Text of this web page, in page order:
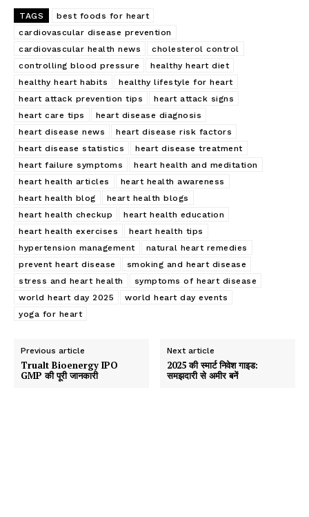
TAGS
best foods for heart
cardiovascular disease prevention
cardiovascular health news
cholesterol control
controlling blood pressure
healthy heart diet
healthy heart habits
healthy lifestyle for heart
heart attack prevention tips
heart attack signs
heart care tips
heart disease diagnosis
heart disease news
heart disease risk factors
heart disease statistics
heart disease treatment
heart failure symptoms
heart health and meditation
heart health articles
heart health awareness
heart health blog
heart health blogs
heart health checkup
heart health education
heart health exercises
heart health tips
hypertension management
natural heart remedies
prevent heart disease
smoking and heart disease
stress and heart health
symptoms of heart disease
world heart day 2025
world heart day events
yoga for heart
Previous article
Trualt Bioenergy IPO
GMP की पूरी जानकारी
Next article
2025 की स्मार्ट निवेश गाइड:
समझदारी से अमीर बनें